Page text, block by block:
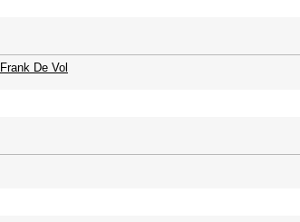
Frank De Vol